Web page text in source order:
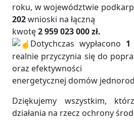
roku, w województwie
202wnioski na łączną
kwotę2 959 023 000 zł.
Dotychczas wypłacono 1
realnie przyczynia się do
oraz efektywności
energetycznej domów
Dziękujemy wszystkim,
działania na rzecz ochrony